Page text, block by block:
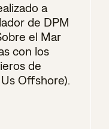
a
de DPM
el Mar
con los
de
Offshore).